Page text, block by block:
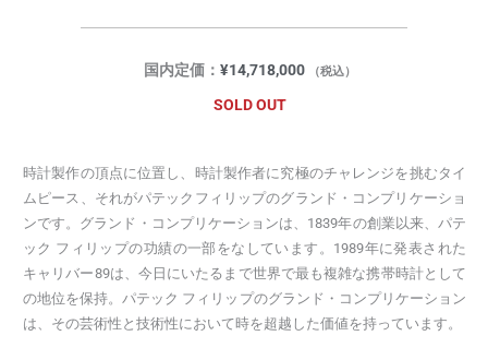
国内定価： ¥14,718,000 （税込）
SOLD OUT
時計製作の頂点に位置し、時計製作者に究極のチャレンジを挑むタイ
ムピース、それがパテックフィリップのグランド・コンプリケーショ
ンです。グランド・コンプリケーションは、1839年の創業以来、パテ
ック フィリップの功績の一部をなしています。1989年に発表された
キャリバー89は、今日にいたるまで世界で最も複雑な携帯時計として
の地位を保持。パテック フィリップのグランド・コンプリケーション
は、その芸術性と技術性において時を超越した価値を持っています。